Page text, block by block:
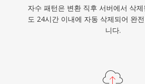
자수 패턴은 변환 직후 서버에서 삭
도 24시간 이내에 자동 삭제되어 완
니다.